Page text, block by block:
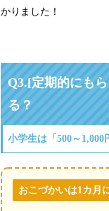
かりました！
Q3.[定期的にも
る？
小学生は「500～1,000
おこづかいは1カ月